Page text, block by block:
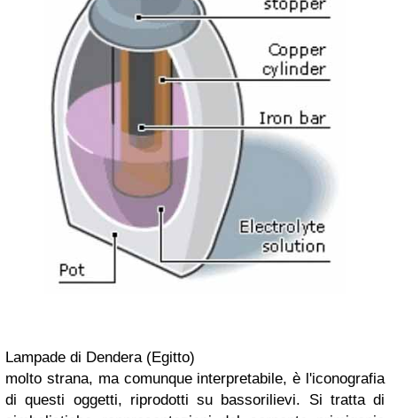
Lampade di Dendera (Egitto)
molto strana, ma comunque interpretabile, è l'iconografia
di questi oggetti, riprodotti su bassorilievi. Si tratta di